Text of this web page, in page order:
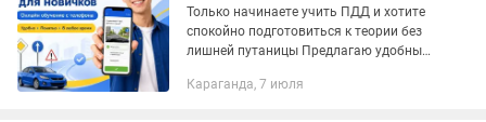
Только начинаете учить ПДД и хотите
спокойно подготовиться к теории без
лишней путаницы Предлагаю удобный
новичков и тех, кто хочет освежить
Караганда, 7 июля